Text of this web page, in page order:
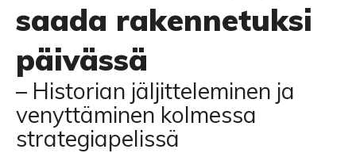
saada rakennetuksi
päivässä
– Historian jäljitteleminen ja
venyttäminen kolmessa
strategiapelissä